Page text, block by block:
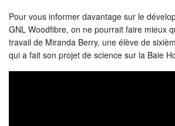
Pour vous informer davantage sur le
GNL Woodfibre, on ne pourrait faire mieux
travail de Miranda Berry, une élève de
qui a fait son projet de science sur la Baie